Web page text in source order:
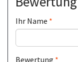
Ihr Name
Bewertung